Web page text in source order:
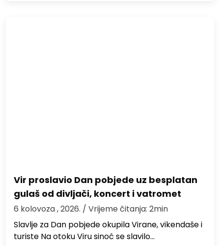
Vir proslavio Dan pobjede uz besplatan
gulaš od divljači, koncert i vatromet
6 kolovoza , 2026. / Vrijeme čitanja: 2min
Slavlje za Dan pobjede okupila Virane, vikendaše i
turiste Na otoku Viru sinoć se slavilo…